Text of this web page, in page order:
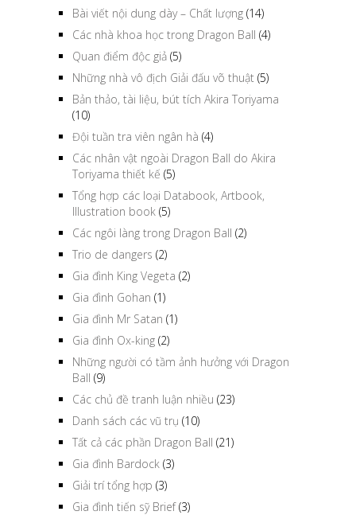
Bài viết nội dung dày – Chất lượng (14)
Các nhà khoa học trong Dragon Ball (4)
Quan điểm độc giả (5)
Những nhà vô địch Giải đấu võ thuật (5)
Bản thảo, tài liệu, bút tích Akira Toriyama
(10)
Đội tuần tra viên ngân hà (4)
Các nhân vật ngoài Dragon Ball do Akira
Toriyama thiết kế (5)
Tổng hợp các loại Databook, Artbook,
Illustration book (5)
Các ngôi làng trong Dragon Ball (2)
Trio de dangers (2)
Gia đình King Vegeta (2)
Gia đình Gohan (1)
Gia đình Mr Satan (1)
Gia đình Ox-king (2)
Những người có tầm ảnh hưởng với Dragon
Ball (9)
Các chủ đề tranh luận nhiều (23)
Danh sách các vũ trụ (10)
Tất cả các phần Dragon Ball (21)
Gia đình Bardock (3)
Giải trí tổng hợp (3)
Gia đình tiến sỹ Brief(3)